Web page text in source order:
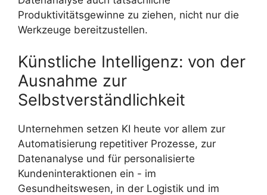
Produktivitätsgewinne zu ziehen, nicht nur die
Werkzeuge bereitzustellen.
Künstliche Intelligenz: von der
Ausnahme zur
Selbstverständlichkeit
Unternehmen setzen KI heute vor allem zur
Automatisierung repetitiver Prozesse, zur
Datenanalyse und für personalisierte
Kundeninteraktionen ein - im
Gesundheitswesen, in der Logistik und im